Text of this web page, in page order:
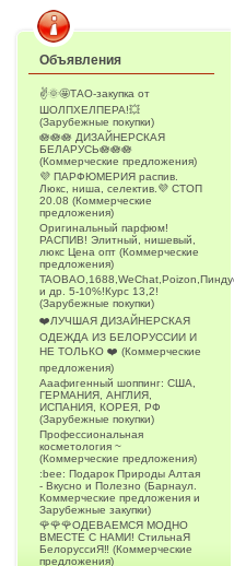
Объявления
✌️🌞🤩ТАО-закупка от
ШОЛПХЕЛПЕРА!💥
(Зарубежные покупки)
🪷🪷🪷 ДИЗАЙНЕРСКАЯ
БЕЛАРУСЬ🪷🪷🪷
(Коммерческие предложения)
💜 ПАРФЮМЕРИЯ распив.
Люкс, ниша, селектив.💜 СТОП
20.08 (Коммерческие
предложения)
Оригинальный парфюм!
РАСПИВ! Элитный, нишевый,
люкс Цена опт (Коммерческие
предложения)
и др. 5-10%!Курс 13,2!
(Зарубежные покупки)
❤️ЛУЧШАЯ ДИЗАЙНЕРСКАЯ
ОДЕЖДА ИЗ БЕЛОРУССИИ И
НЕ ТОЛЬКО ❤️ (Коммерческие
предложения)
Ааафигенный шоппинг: США,
ГЕРМАНИЯ, АНГЛИЯ,
ИСПАНИЯ, КОРЕЯ, РФ
(Зарубежные покупки)
Профессиональная
косметология ~
(Коммерческие предложения)
:bee: Подарок Природы Алтая
- Вкусно и Полезно (Барнаул.
Коммерческие предложения и
Зарубежные закупки)
🌹🌹🌹ОДЕВАЕМСЯ МОДНО
ВМЕСТЕ С НАМИ! СтильнаЯ
БелоруссиЯ‼ (Коммерческие
предложения)